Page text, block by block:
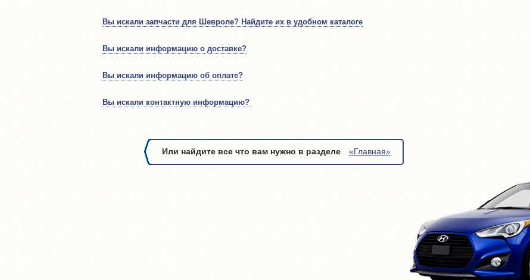
Вы искали запчасти для Шевроле? Найдите их в удобном каталоге
Вы искали информацию о доставке?
Вы искали информацию об оплате?
Вы искали контактную информацию?
Или найдите все что вам нужно в разделе «Главная»